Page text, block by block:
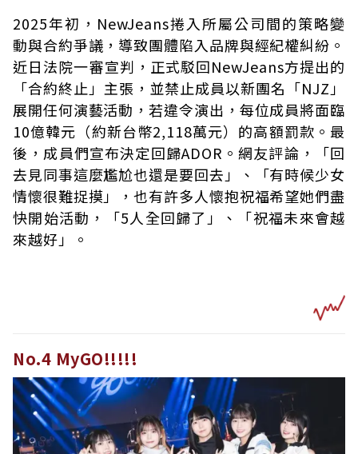
2025年初，NewJeans捲入所屬公司間的策略變
動與合約爭議，導致團體陷入品牌與經紀權糾紛。
近日法院一審宣判，正式駁回NewJeans方提出的
「合約終止」主張，並禁止成員以新團名「NJZ」
展開任何演藝活動，若違令演出，每位成員將面臨
10億韓元（約新台幣2,118萬元）的高額罰款。最
後，成員們宣布決定回歸ADOR。網友評論，「回
去見同事這麼尷尬也還是要回去」、「有時候少女
情懷很難捉摸」，也有許多人懷抱祝福希望她們盡
快開始活動，「5人全回歸了」、「祝福未來會越
來越好」。
No.4 MyGO!!!!!